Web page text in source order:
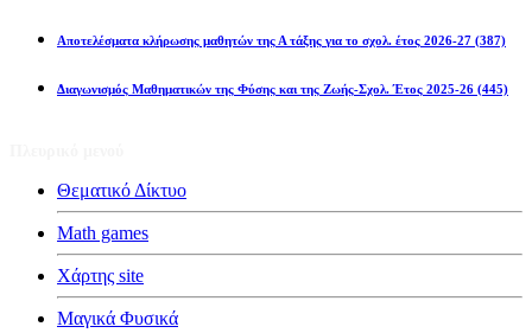
Αποτελέσματα κλήρωσης μαθητών της Α τάξης για το σχολ. έτος 2026-27 (387)
Διαγωνισμός Μαθηματικών της Φύσης και της Ζωής-Σχολ. Έτος 2025-26 (445)
Θεματικό Δίκτυο
Math games
Χάρτης site
Μαγικά Φυσικά